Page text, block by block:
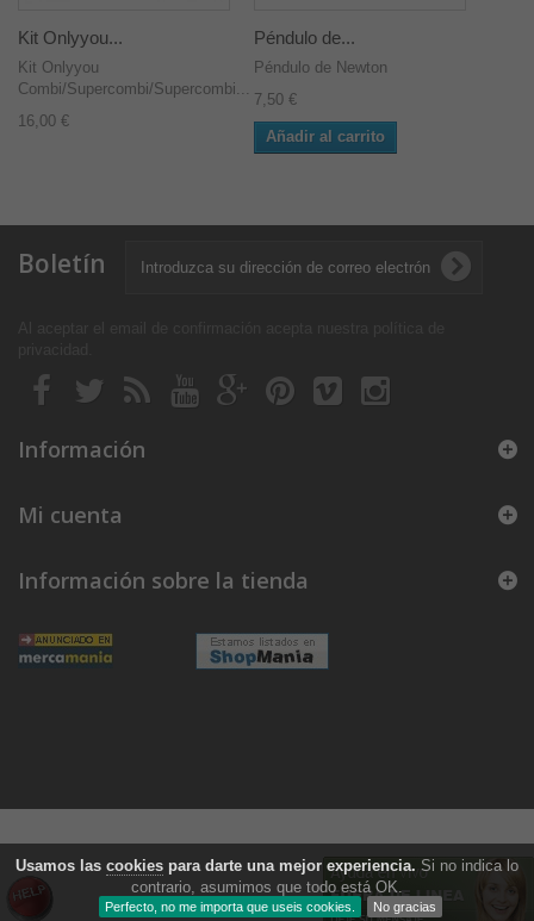
Usamos las cookies para darte una mejor experiencia. Si no indica lo
contrario, asumimos que todo está OK.
Perfecto, no me importa que useis cookies. No gracias
Kit Onlyyou...
Kit Onlyyou
Combi/Supercombi/Supercombi...
16,00 €
Péndulo de...
Péndulo de Newton
7,50 €
Añadir al carrito
Boletín
Información
Mi cuenta
Información sobre la tienda